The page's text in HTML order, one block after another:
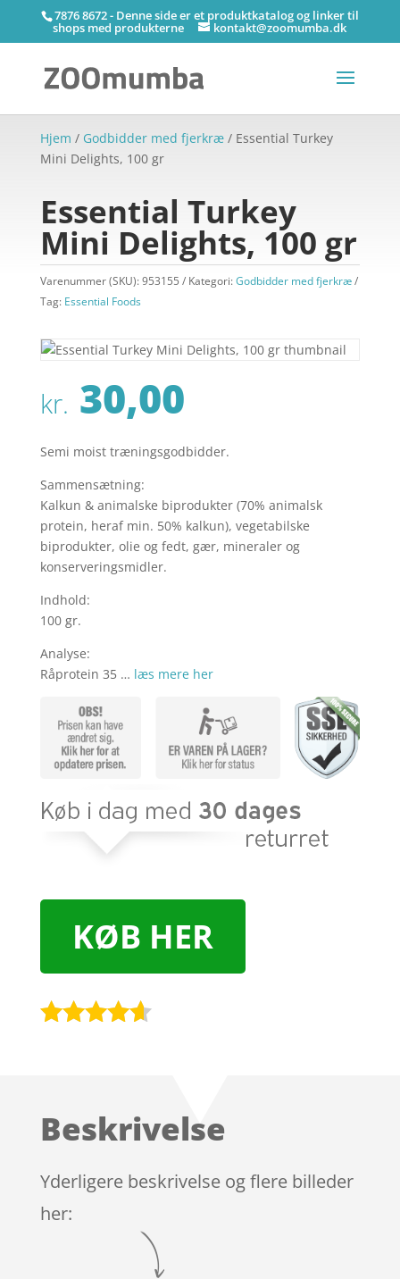
7876 8672 - Denne side er et produktkatalog og linker til
shops med produkterne kontakt@zoomumba.dk
Hjem / Godbidder med fjerkræ/ Essential Turkey
Mini Delights, 100 gr
Essential Turkey
Mini Delights, 100 gr
Varenummer (SKU):953155 Kategori:Godbidder med fjerkræ
Tag: Essential Foods
kr. 30,00
Semi moist træningsgodbidder.
Sammensætning:
Kalkun & animalske biprodukter (70% animalsk
protein, heraf min. 50% kalkun), vegetabilske
biprodukter, olie og fedt, gær, mineraler og
konserveringsmidler.
Indhold:
100 gr.
Analyse:
Råprotein 35 … læs mere her
KØB HER
på
mmelser
Beskrivelse
Yderligere beskrivelse og flere billeder
her: